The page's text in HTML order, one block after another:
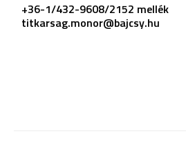
+36-1/432-9608/2152 mellék
titkarsag.monor@bajcsy.hu